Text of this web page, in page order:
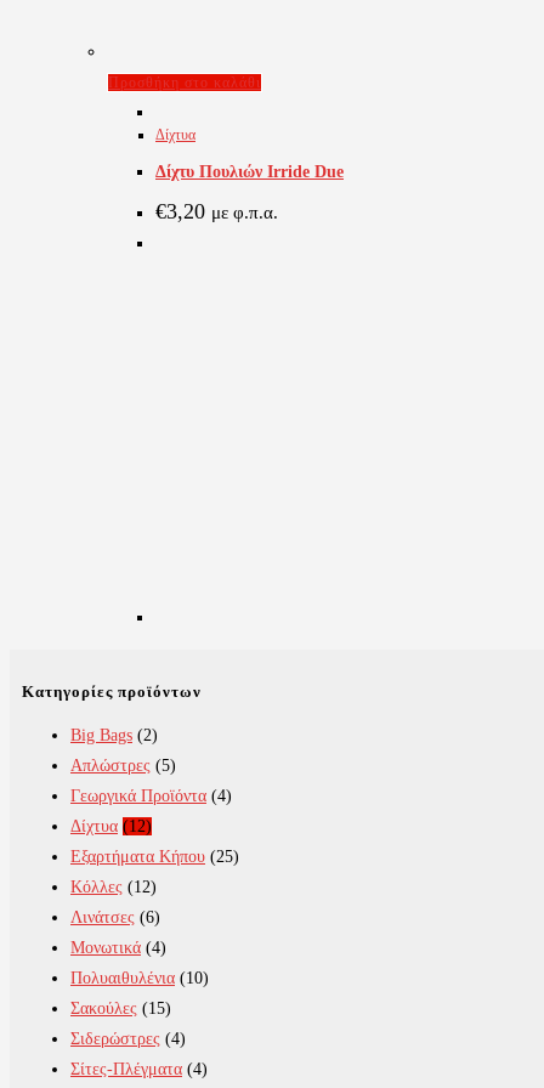
Προσθήκη στο καλάθι
Δίχτυα
Δίχτυ Πουλιών Irride Due
€3,20 με φ.π.α.
Κατηγορίες προϊόντων
Big Bags (2)
Απλώστρες (5)
Γεωργικά Προϊόντα (4)
Δίχτυα (12)
Εξαρτήματα Κήπου (25)
Κόλλες (12)
Λινάτσες (6)
Μονωτικά (4)
Πολυαιθυλένια (10)
Σακούλες (15)
Σιδερώστρες (4)
Σίτες-Πλέγματα (4)